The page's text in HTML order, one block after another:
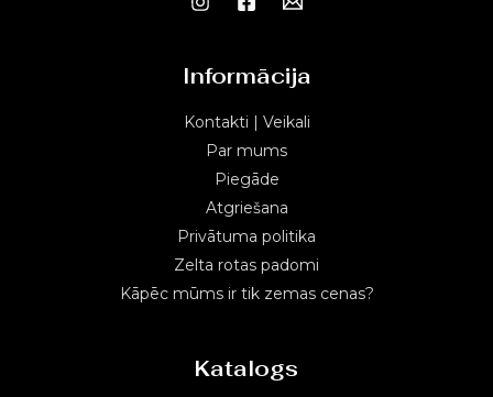
Informācija
Kontakti | Veikali
Par mums
Piegāde
Atgriešana
Privātuma politika
Zelta rotas padomi
Kāpēc mūms ir tik zemas cenas?
Katalogs